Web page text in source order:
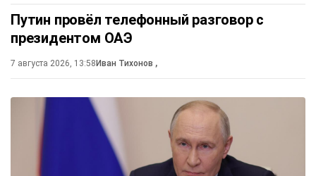
Путин провёл телефонный разговор с
президентом ОАЭ
7 августа 2026, 13:58 Иван Тихонов ,